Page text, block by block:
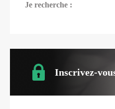
Je recherche :
Inscrivez-